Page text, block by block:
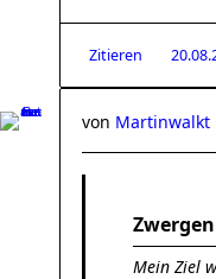
Zitieren
von Martinwalkt
Mein Ziel